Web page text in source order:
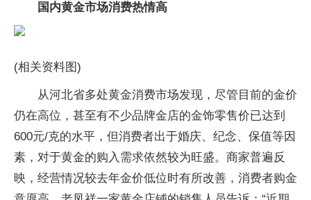
国内黄金市场消费热情高
(相关资料图)
从河北省多处黄金消费市场发现，尽管目前的金价
仍在高位，甚至有不少品牌金店的金饰零售价已达到
600元/克的水平，但消费者出于婚庆、纪念、保值等因
素，对于黄金的购入需求依然较为旺盛。商家普遍反
映，经营情况较去年金价低位时有所改善，消费者购金